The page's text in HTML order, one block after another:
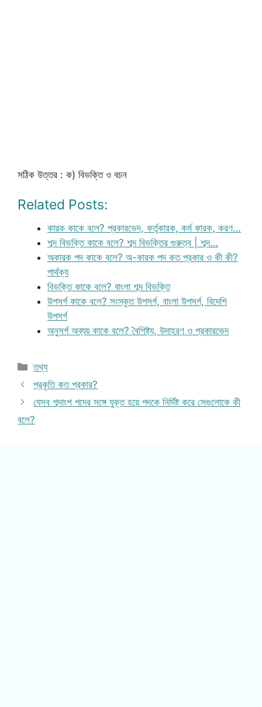
সঠিক উত্তর : ক) বিভক্তি ও বচন
Related Posts:
কারক কাকে বলে? প্রকারভেদ, কর্তৃকারক, কর্ম কারক, করণ…
শব্দ বিভক্তি কাকে বলে? শব্দ বিভক্তির গুরুত্ব | শব্দ…
অকারক পদ কাকে বলে? অ-কারক পদ কত প্রকার ও কী কী?
পার্থক্য
বিভক্তি কাকে বলে? বাংলা শব্দ বিভক্তি
উপসর্গ কাকে বলে? সংস্কৃত উপসর্গ, বাংলা উপসর্গ, বিদেশি
উপসর্গ
অনুসর্গ অব্যয় কাকে বলে? বৈশিষ্ট্য, উদাহরণ ও প্রকারভেদ
Categories
তথ্য
প্রকৃতি কত প্রকার?
যেসব শব্দাংশ পদের সঙ্গে যুক্ত হয়ে পদকে নির্দিষ্ট করে সেগুলোকে কী
বলে?